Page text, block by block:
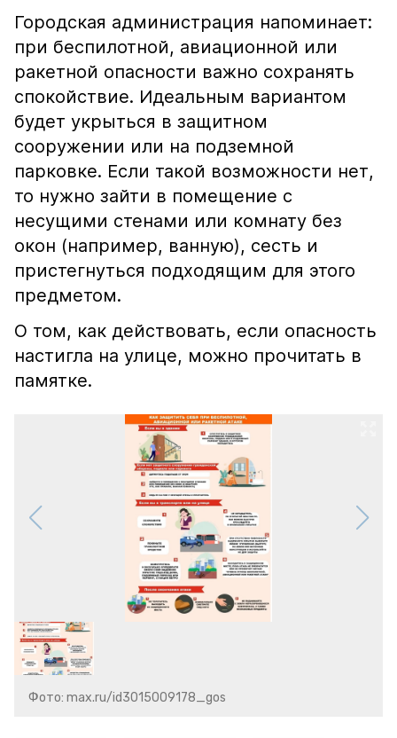
Городская администрация напоминает:
при беспилотной, авиационной или
ракетной опасности важно сохранять
спокойствие. Идеальным вариантом
будет укрыться в защитном
сооружении или на подземной
парковке. Если такой возможности нет,
то нужно зайти в помещение с
несущими стенами или комнату без
окон (например, ванную), сесть и
пристегнуться подходящим для этого
предметом.
О том, как действовать, если опасность
настигла на улице, можно прочитать в
памятке.
Фото: max.ru/id3015009178_gos